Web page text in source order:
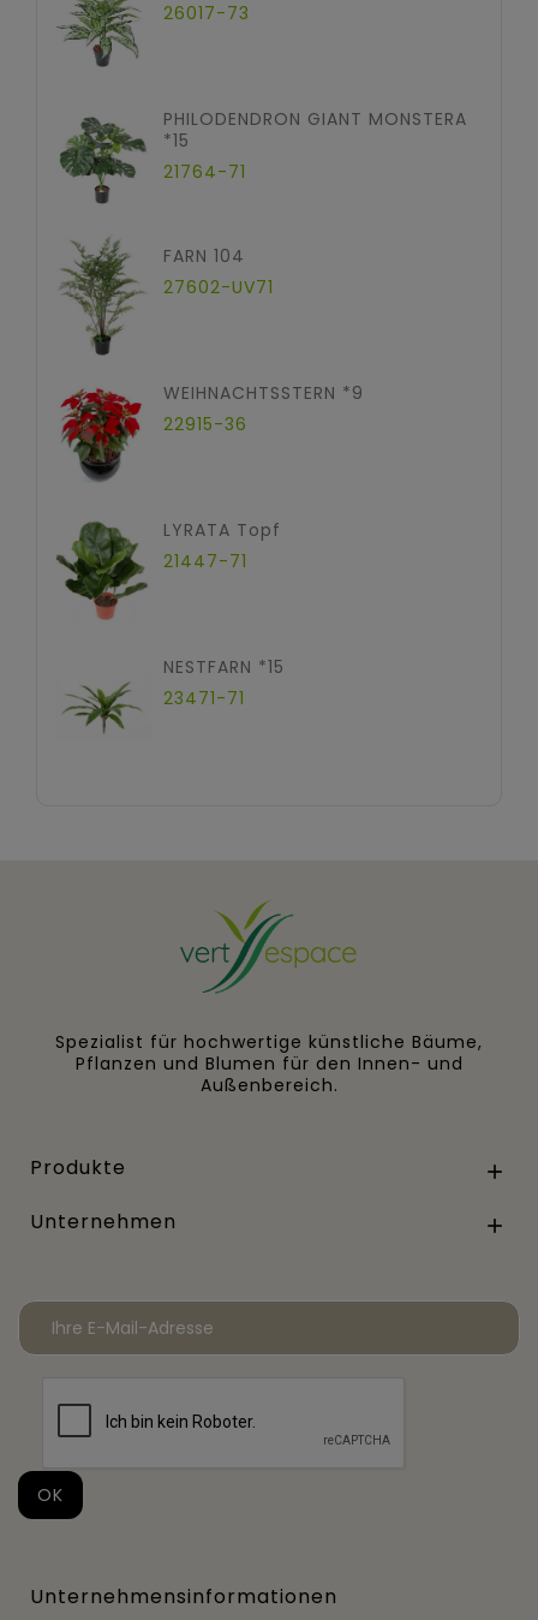
26017-73
PHILODENDRON GIANT MONSTERA
*15
21764-71
FARN 104
27602-UV71
WEIHNACHTSSTERN *9
22915-36
LYRATA Topf
21447-71
NESTFARN *15
23471-71
Spezialist für hochwertige künstliche Bäume,
Pflanzen und Blumen für den Innen- und
Außenbereich.
Produkte 
Unternehmen 
Unternehmensinformationen